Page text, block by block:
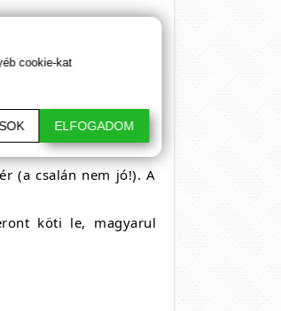
(a csalán nem jó!). A
köti le, magyarul
cookie-kat
ELFOGADOM